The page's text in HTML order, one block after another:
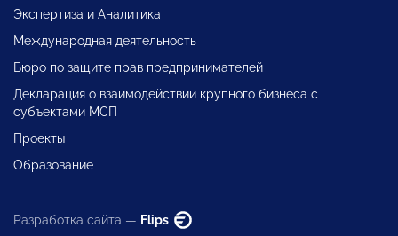
Экспертиза и Аналитика
Международная деятельность
Бюро по защите прав предпринимателей
Декларация о взаимодействии крупного бизнеса с
субъектами МСП
Проекты
Образование
Разработка сайта — Flips